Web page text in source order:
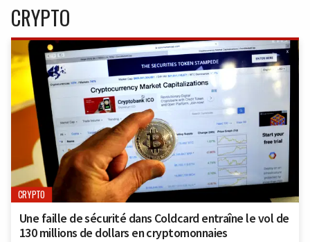
CRYPTO
CRYPTO
Une faille de sécurité dans Coldcard entraîne le vol de
130 millions de dollars en cryptomonnaies